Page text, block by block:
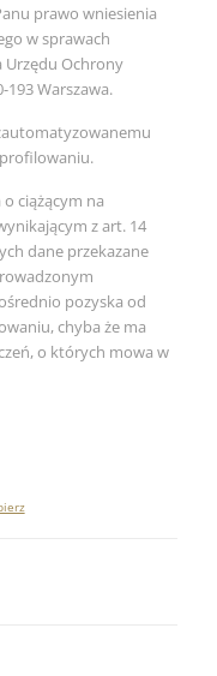
prawo wniesienia
w sprawach
Urzędu Ochrony
193 Warszawa.
ciążącym na
z art. 14
dane przekazane
pozyska od
chyba że ma
o których mowa w